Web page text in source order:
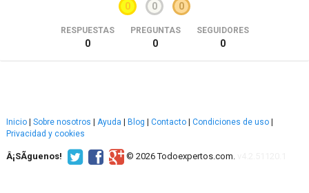
0 0 0
RESPUESTAS
0
PREGUNTAS
0
SEGUIDORES
0
Inicio Sobre nosotros Ayuda Blog Contacto Condiciones de uso
Privacidad y cookies
Â¡SÃ­guenos! © 2026 Todoexpertos.com.